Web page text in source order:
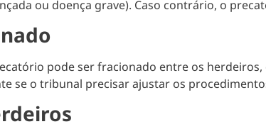
ou doença grave). Caso contrário, o
pode ser fracionado entre os
se o tribunal precisar ajustar os